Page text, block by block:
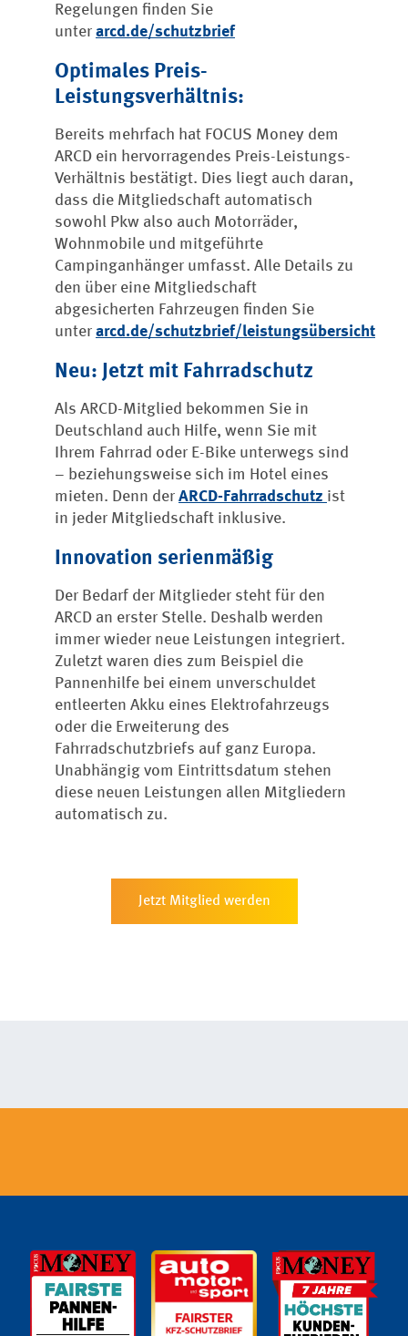
Regelungen finden Sie
unter arcd.de/schutzbrief
Optimales Preis-
Leistungsverhältnis:
Bereits mehrfach hat FOCUS Money dem
ARCD ein hervorragendes Preis-Leistungs-
Verhältnis bestätigt. Dies liegt auch daran,
dass die Mitgliedschaft automatisch
sowohl Pkw also auch Motorräder,
Wohnmobile und mitgeführte
Campinganhänger umfasst. Alle Details zu
den über eine Mitgliedschaft
abgesicherten Fahrzeugen finden Sie
unter arcd.de/schutzbrief/leistungsübersicht
Neu: Jetzt mit Fahrradschutz
Als ARCD-Mitglied bekommen Sie in
Deutschland auch Hilfe, wenn Sie mit
Ihrem Fahrrad oder E-Bike unterwegs sind
– beziehungsweise sich im Hotel eines
mieten. Denn der ARCD-Fahrradschutz ist
in jeder Mitgliedschaft inklusive.
Innovation serienmäßig
Der Bedarf der Mitglieder steht für den
ARCD an erster Stelle. Deshalb werden
immer wieder neue Leistungen integriert.
Zuletzt waren dies zum Beispiel die
Pannenhilfe bei einem unverschuldet
entleerten Akku eines Elektrofahrzeugs
oder die Erweiterung des
Fahrradschutzbriefs auf ganz Europa.
Unabhängig vom Eintrittsdatum stehen
diese neuen Leistungen allen Mitgliedern
automatisch zu.
Jetzt Mitglied werden